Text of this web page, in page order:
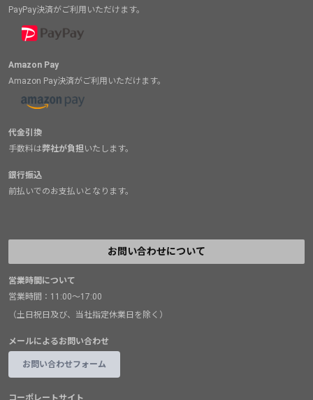
PayPay決済がご利用いただけます。
Amazon Pay
Amazon Pay決済がご利用いただけます。
代金引換
手数料は弊社が負担いたします。
銀行振込
前払いでのお支払いとなります。
お問い合わせについて
営業時間について
営業時間：11:00～17:00
（土日祝日及び、当社指定休業日を除く）
メールによるお問い合わせ
お問い合わせフォーム
コーポレートサイト